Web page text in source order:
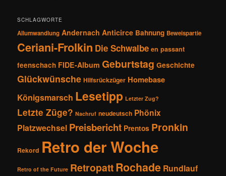
SCHLAGWORTE
Allumwandlung Andernach Anticirce Bahnung Beweispartie
Ceriani-Frolkin Die Schwalbe en passant
feenschach FIDE-Album Geburtstag Geschichte
Glückwünsche Hilfsrückzüger Homebase
Königsmarsch Lesetipp Letzter Zug?
Letzte Züge? Nachruf neudeutsch Phönix
Platzwechsel Preisbericht Prentos Pronkin
Rekord Retro der Woche
Retro of the Future RetropattRochade Rundlauf